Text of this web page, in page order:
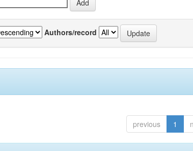
Authors/record
previous 1